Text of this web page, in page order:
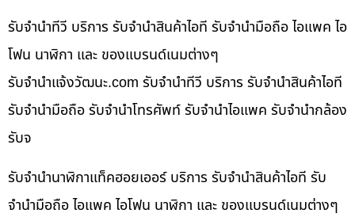
รับจำนำทีวี บริการ รับจำนำสินค้าไอที รับจำนำมือถือ ไอแพค ไอ
โฟน นาฬิกา และ ของแบรนด์เนมต่างๆ
รับจํานําแจ้งวัฒนะ.com รับจำนำทีวี บริการ รับจำนำสินค้าไอที
รับจำนำมือถือ รับจำนำโทรศัพท์ รับจำนำไอแพค รับจำนำกล้อง
รับจ
รับจำนำนาฬิกาแท็คฮอยเออร์ บริการ รับจำนำสินค้าไอที รับ
จำนำมือถือ ไอแพค ไอโฟน นาฬิกา และ ของแบรนด์เนมต่างๆ